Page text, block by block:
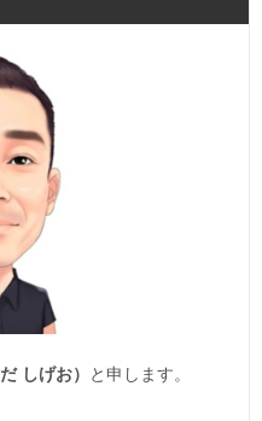
しげお）
と申します。